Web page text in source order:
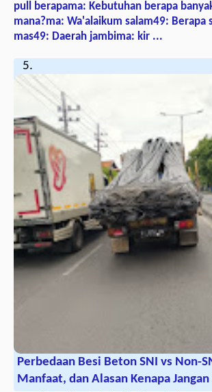
pull berapama: Kebutuhan berapa
mana?ma: Wa'alaikum salam49: Berapa
mas49: Daerah jambima: kir ...
Perbedaan Besi Beton SNI vs Non-
Manfaat, dan Alasan Kenapa